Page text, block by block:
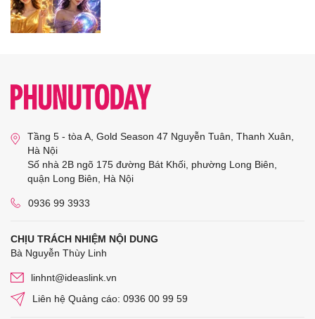
Tầng 5 - tòa A, Gold Season 47 Nguyễn Tuân, Thanh Xuân,
Hà Nội
Số nhà 2B ngõ 175 đường Bát Khối, phường Long Biên,
quận Long Biên, Hà Nội
0936 99 3933
CHỊU TRÁCH NHIỆM NỘI DUNG
Bà Nguyễn Thùy Linh
linhnt@ideaslink.vn
Liên hệ Quảng cáo: 0936 00 99 59